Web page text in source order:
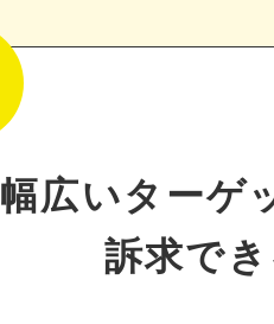
幅広いターゲ
訴求でき